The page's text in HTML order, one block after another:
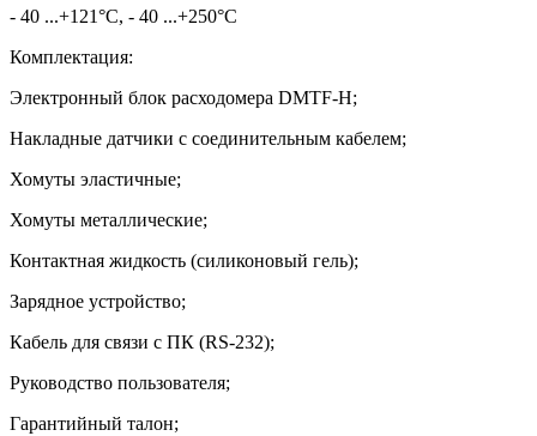
- 40 ...+121°С, - 40 ...+250°С
Комплектация:
Электронный блок расходомера DMTF-H;
Накладные датчики с соединительным кабелем;
Хомуты эластичные;
Хомуты металлические;
Контактная жидкость (силиконовый гель);
Зарядное устройство;
Кабель для связи с ПК (RS-232);
Руководство пользователя;
Гарантийный талон;